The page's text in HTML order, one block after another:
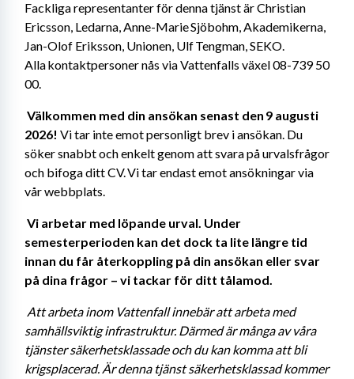
Fackliga representanter för denna tjänst är Christian
Ericsson, Ledarna, Anne-Marie Sjöbohm, Akademikerna,
Jan-Olof Eriksson, Unionen, Ulf Tengman, SEKO.
Alla kontaktpersoner nås via Vattenfalls växel 08-739 50
00.
Välkommen med din ansökan senast den 9 augusti
2026! Vi tar inte emot personligt brev i ansökan. Du
söker snabbt och enkelt genom att svara på urvalsfrågor
och bifoga ditt CV. Vi tar endast emot ansökningar via
vår webbplats.
Vi arbetar med löpande urval. Under
semesterperioden kan det dock ta lite längre tid
innan du får återkoppling på din ansökan eller svar
på dina frågor – vi tackar för ditt tålamod.
Att arbeta inom Vattenfall innebär att arbeta med
samhällsviktig infrastruktur. Därmed är många av våra
tjänster säkerhetsklassade och du kan komma att bli
krigsplacerad. Är denna tjänst säkerhetsklassad kommer